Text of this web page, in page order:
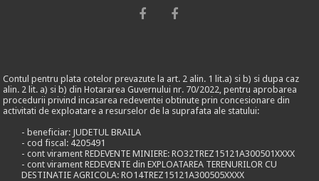
Contul pentru plata cotelor prevazute la art. 2 alin. 1 lit.a) si b) si dupa caz
alin. 2 lit. a) si b) din Hotararea Guvernului nr. 70/2022, pentru aprobarea
procedurii privind incasarea redeventei obtinute prin concesionare din
activitati de exploatare a resurselor de la suprafata ale statului:
- beneficiar: JUDETUL BRAILA
- cod fiscal: 4205491
- cont virament REDEVENTE MINIERE: RO32TREZ15121A300501XXXX
- cont virament REDEVENTE din EXPLOATAREA TERENURILOR CU
DESTINATIE AGRICOLA: RO14TREZ15121A300505XXXX